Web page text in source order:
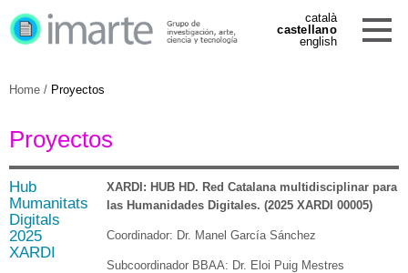
català
castellano
english
Home / Proyectos
Proyectos
Hub
Mumanitats
Digitals
2025
XARDI
XARDI: HUB HD. Red Catalana multidisciplinar para
las Humanidades Digitales. (2025 XARDI 00005)
Coordinador: Dr. Manel García Sánchez
Subcoordinador BBAA: Dr. Eloi Puig Mestres